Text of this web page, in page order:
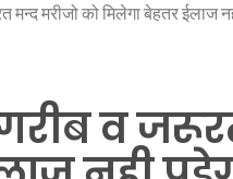
मरीजो को मिलेगा बेहतर ईलाज
व